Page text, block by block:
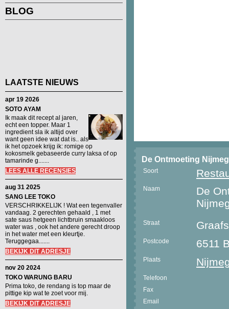
BLOG
LAATSTE NIEUWS
apr 19 2026
SOTO AYAM
Ik maak dit recept al jaren,
echt een topper. Maar 1
ingredient sla ik altijd over
want geen idee wat dat is.. als
ik het opzoek krijg ik: romige op
kokosmelk gebaseerde curry laksa of op
tamarinde g.......
LEES ALLE RECENSIES
aug 31 2025
SANG LEE TOKO
VERSCHRIKKELIJK ! Wat een tegenvaller
vandaag. 2 gerechten gehaald , 1 met
sate saus hetgeen lichtbruin smaakloos
water was , ook het andere gerecht droop
in het water met een kleurtje.
Teruggegaa.......
BEKIJK DIT ADRESJE
nov 20 2024
TOKO WARUNG BARU
Prima toko, de rendang is top maar de
pittige kip wat te zoet voor mij.
BEKIJK DIT ADRESJE
De Ontmoeting
Soort
Naam
De
Straat
Postcode 6511
Plaats
Telefoon
Fax
Email